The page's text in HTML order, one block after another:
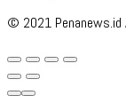
© 2021 Penanews.id